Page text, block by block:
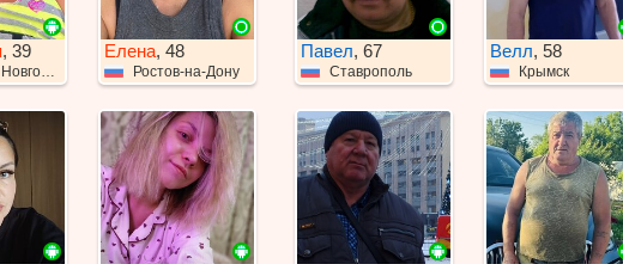
, 39 Елена, 48
Ростов-на-Дону
Павел, 67
Ставрополь
Велл, 58
Крымск